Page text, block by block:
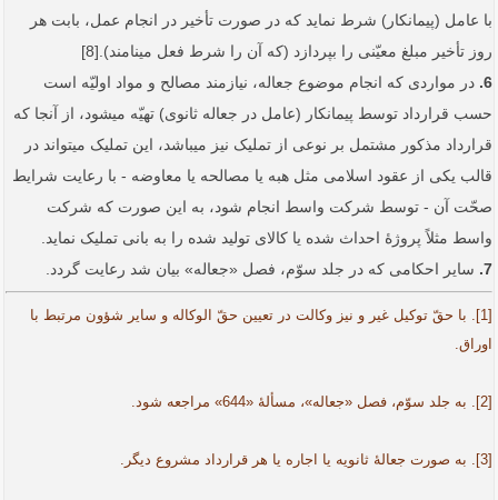
با عامل (پیمانکار) شرط نماید که در صورت تأخیر در انجام عمل، بابت هر
روز تأخیر مبلغ معیّنی را بپردازد (که آن را شرط فعل می­نامند).[8]
6. در مواردی که انجام موضوع جعاله، نیازمند مصالح و مواد اولیّه است
حسب قرارداد توسط پیمانکار (عامل در جعاله ثانوی) تهیّه می­شود، از آنجا که
قرارداد مذکور مشتمل بر نوعی از تملیک نیز می­باشد، این تملیک می­تواند در
قالب یکی از عقود اسلامی مثل هبه یا مصالحه یا معاوضه - با رعایت شرایط
صحّت آن - توسط شرکت واسط انجام شود، به این صورت که شرکت
واسط مثلاً پروژۀ احداث شده یا کالای تولید شده را به بانی تملیک نماید.
7. سایر احکامی که در جلد سوّم، فصل «جعاله» بیان شد رعایت گردد.
[1]. با حقّ توکیل غیر و نیز وکالت در تعیین حقّ الوکاله و سایر شؤون مرتبط با
اوراق.
[2]. به جلد سوّم، فصل «جعاله»، مسألۀ «644» مراجعه شود.
[3]. به صورت جعالۀ ثانویه یا اجاره یا هر قرارداد مشروع دیگر.